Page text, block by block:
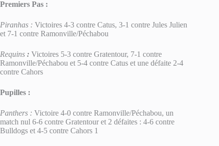
Premiers Pas :
Piranhas : Victoires 4-3 contre Catus, 3-1 contre Jules Julien
et 7-1 contre Ramonville/Péchabou
Requins : Victoires 5-3 contre Gratentour, 7-1 contre
Ramonville/Péchabou et 5-4 contre Catus et une défaite 2-4
contre Cahors
Pupilles :
Panthers : Victoire 4-0 contre Ramonville/Péchabou, un
match nul 6-6 contre Gratentour et 2 défaites : 4-6 contre
Bulldogs et 4-5 contre Cahors 1